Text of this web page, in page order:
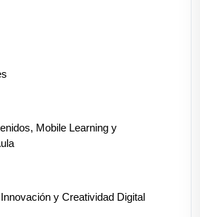
Mobile Learning y
y Creatividad Digital